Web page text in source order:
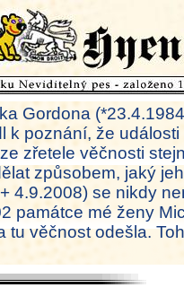
Gordona
k poznání, že
zřetele věčnosti
způsobem, jaký
4.9.2008) se nikdy
památce mé ženy
tu věčnost odešla.